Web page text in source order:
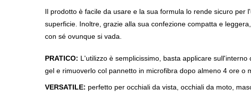
Il prodotto è facile da usare e la sua formula lo rende sicuro per
superficie. Inoltre, grazie alla sua confezione compatta e
con sé ovunque si vada.
PRATICO: L'utilizzo è semplicissimo, basta applicare sull'interno
gel e rimuoverlo col pannetto in microfibra dopo almeno 4 ore o
VERSATILE: perfetto per occhiali da vista, occhiali da moto,